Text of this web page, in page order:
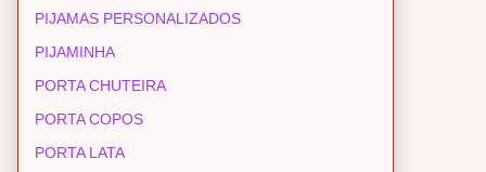
PIJAMAS PERSONALIZADOS
PIJAMINHA
PORTA CHUTEIRA
PORTA COPOS
PORTA LATA